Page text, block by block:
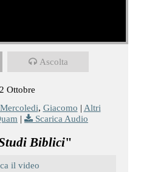
Ascolta
Ottobre
, Giacomo | Altri
| Scarica Audio
Biblici"
il video